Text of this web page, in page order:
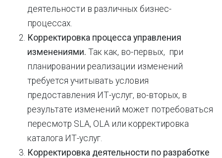
деятельности в различных бизнес-
процессах.
Корректировка процесса управления
изменениями. Так как, во-первых, при
планировании реализации изменений
требуется учитывать условия
предоставления ИТ-услуг, во-вторых, в
результате изменений может потребоваться
пересмотр SLA, OLA или корректировка
каталога ИТ-услуг.
Корректировка деятельности по разработке